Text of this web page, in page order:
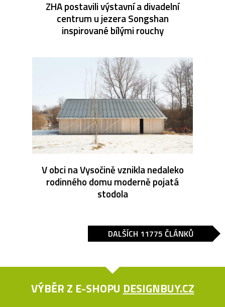
ZHA postavili výstavní a divadelní
centrum u jezera Songshan
inspirované bílými rouchy
V obci na Vysočině vznikla nedaleko
rodinného domu moderně pojatá
stodola
DALŠÍCH 11775 ČLÁNKŮ
VÝBĚR Z E-SHOPU DESIGNBUY.CZ